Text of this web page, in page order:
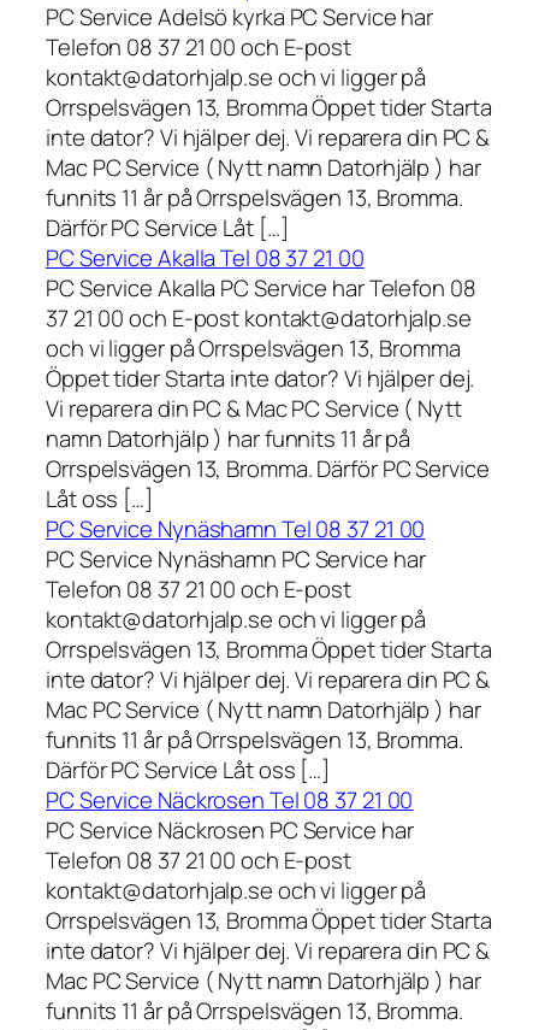
PC Service Adelsö kyrka PC Service har
Telefon 08 37 21 00 och E-post
kontakt@datorhjalp.se och vi ligger på
Orrspelsvägen 13, Bromma Öppet tider Starta
inte dator? Vi hjälper dej. Vi reparera din PC &
Mac PC Service ( Nytt namn Datorhjälp ) har
funnits 11 år på Orrspelsvägen 13, Bromma.
Därför PC Service Låt […]
PC Service Akalla Tel 08 37 21 00
PC Service Akalla PC Service har Telefon 08
37 21 00 och E-post kontakt@datorhjalp.se
och vi ligger på Orrspelsvägen 13, Bromma
Öppet tider Starta inte dator? Vi hjälper dej.
Vi reparera din PC & Mac PC Service ( Nytt
namn Datorhjälp ) har funnits 11 år på
Orrspelsvägen 13, Bromma. Därför PC Service
Låt oss […]
PC Service Nynäshamn Tel 08 37 21 00
PC Service Nynäshamn PC Service har
Telefon 08 37 21 00 och E-post
kontakt@datorhjalp.se och vi ligger på
Orrspelsvägen 13, Bromma Öppet tider Starta
inte dator? Vi hjälper dej. Vi reparera din PC &
Mac PC Service ( Nytt namn Datorhjälp ) har
funnits 11 år på Orrspelsvägen 13, Bromma.
Därför PC Service Låt oss […]
PC Service Näckrosen Tel 08 37 21 00
PC Service Näckrosen PC Service har
Telefon 08 37 21 00 och E-post
kontakt@datorhjalp.se och vi ligger på
Orrspelsvägen 13, Bromma Öppet tider Starta
inte dator? Vi hjälper dej. Vi reparera din PC &
Mac PC Service ( Nytt namn Datorhjälp ) har
funnits 11 år på Orrspelsvägen 13, Bromma.